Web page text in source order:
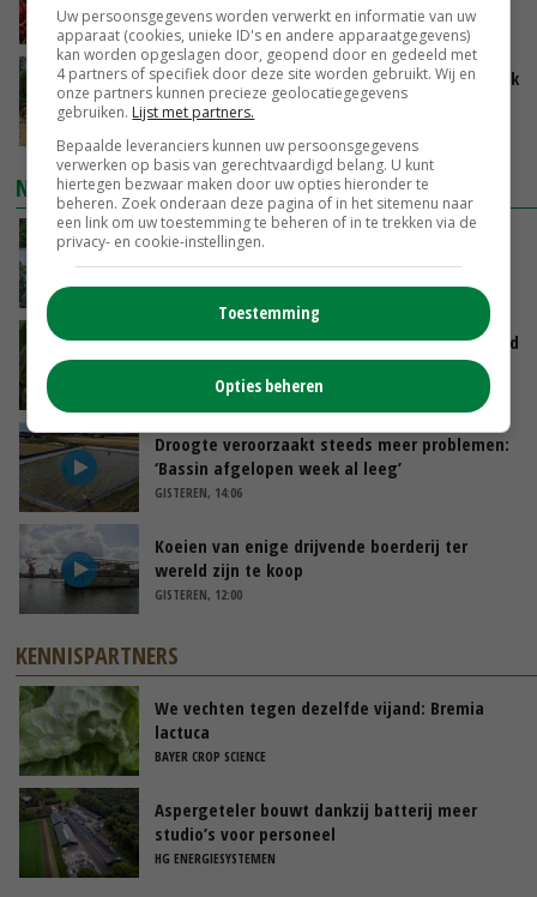
VANDAAG, 11:34
Droogte zet Britse melkveehouderij onder druk
VANDAAG, 11:04
NIEUWSTE VIDEO'S
Oekraïne-vlogger Kees Huizinga: ‘Bezoek van
de ambassade mag zelf groente plukken’
VANDAAG, 12:00
Limburgse mais van Frijns doet het verrassend
goed
VANDAAG, 10:00
Droogte veroorzaakt steeds meer problemen:
‘Bassin afgelopen week al leeg’
GISTEREN, 14:06
Koeien van enige drijvende boerderij ter
wereld zijn te koop
GISTEREN, 12:00
KENNISPARTNERS
We vechten tegen dezelfde vijand: Bremia
lactuca
BAYER CROP SCIENCE
Aspergeteler bouwt dankzij batterij meer
studio’s voor personeel
HG ENERGIESYSTEMEN
Uw persoonsgegevens worden verwerkt en informatie van uw
apparaat (cookies, unieke ID's en andere apparaatgegevens)
kan worden opgeslagen door, geopend door en gedeeld met
4 partners of specifiek door deze site worden gebruikt. Wij en
onze partners kunnen precieze geolocatiegegevens
gebruiken. Lijst met partners.
Bepaalde leveranciers kunnen uw persoonsgegevens
verwerken op basis van gerechtvaardigd belang. U kunt
hiertegen bezwaar maken door uw opties hieronder te
beheren. Zoek onderaan deze pagina of in het sitemenu naar
een link om uw toestemming te beheren of in te trekken via de
privacy- en cookie-instellingen.
Toestemming
Opties beheren